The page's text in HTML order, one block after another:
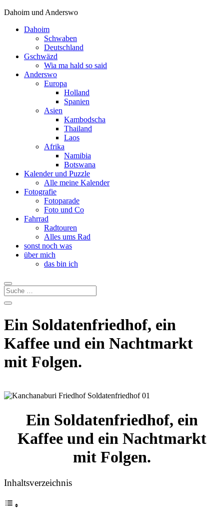
Dahoim und Anderswo
Dahoim
Schwaben
Deutschland
Gschwäzd
Wia ma hald so said
Anderswo
Europa
Holland
Spanien
Asien
Kambodscha
Thailand
Laos
Afrika
Namibia
Botswana
Kalender und Puzzle
Alle meine Kalender
Fotografie
Fotoparade
Foto und Co
Fahrrad
Radtouren
Alles ums Rad
sonst noch was
über mich
das bin ich
Ein Soldatenfriedhof, ein
Kaffee und ein Nachtmarkt
mit Folgen.
Ein Soldatenfriedhof, ein
Kaffee und ein Nachtmarkt
mit Folgen.
Inhaltsverzeichnis